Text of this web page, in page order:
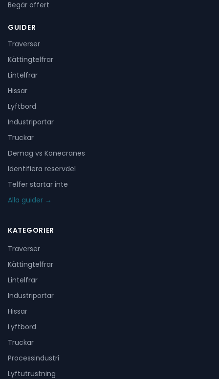
Begär offert
GUIDER
Traverser
Kättingtelfrar
Lintelfrar
Hissar
Lyftbord
Industriportar
Truckar
Demag vs Konecranes
Identifiera reservdel
Telfer startar inte
Alla guider →
KATEGORIER
Traverser
Kättingtelfrar
Lintelfrar
Industriportar
Hissar
Lyftbord
Truckar
Processindustri
Lyftutrustning